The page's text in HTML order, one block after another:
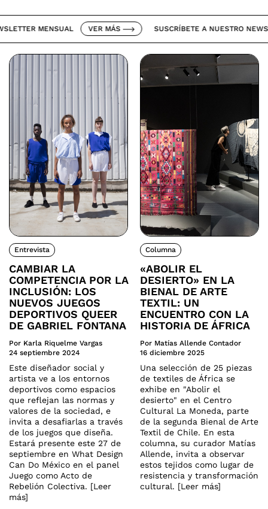
MENSUAL VER MÁS SUSCRÍBETE A NUESTRO
Entrevista
CAMBIAR LA
COMPETENCIA POR LA
INCLUSIÓN: LOS
NUEVOS JUEGOS
DEPORTIVOS QUEER
DE GABRIEL FONTANA
Por Karla Riquelme Vargas
24 septiembre 2024
Este diseñador social y
artista ve a los entornos
deportivos como espacios
que reflejan las normas y
valores de la sociedad, e
invita a desafiarlas a través
de los juegos que diseña.
Estará presente este 27 de
septiembre en What Design
Can Do México en el panel
Juego como Acto de
Rebelión Colectiva. [Leer
más]
Columna
«ABOLIR EL
DESIERTO» EN LA
BIENAL DE ARTE
TEXTIL: UN
ENCUENTRO CON LA
HISTORIA DE ÁFRICA
Por Matías Allende Contador
16 diciembre 2025
Una selección de 25 piezas
de textiles de África se
exhibe en "Abolir el
desierto" en el Centro
Cultural La Moneda, parte
de la segunda Bienal de Arte
Textil de Chile. En esta
columna, su curador Matías
Allende, invita a observar
estos tejidos como lugar de
resistencia y transformación
cultural. [Leer más]